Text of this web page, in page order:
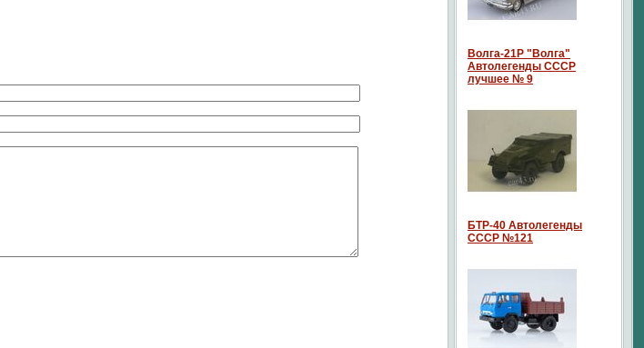
Волга-21P "Волга"
Автолегенды СССР
лучшее № 9
БТР-40 Автолегенды
СССР №121